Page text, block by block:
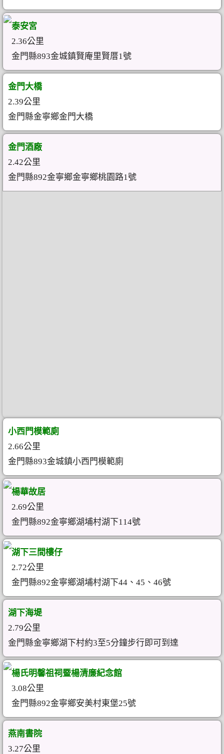
泰安宮
2.36公里
金門縣893金城鎮賢庵里賢厝1號
金門大橋
2.39公里
金門縣金寧鄉金門大橋
金門酒廠
2.42公里
金門縣892金寧鄉金寧鄉桃園路1號
小西門模範廁
2.66公里
金門縣893金城鎮小西門模範廁
楊華故居
2.69公里
金門縣892金寧鄉湖埔村湖下114號
湖下三間樓仔
2.72公里
金門縣892金寧鄉湖埔村湖下44、45、46號
湖下海堤
2.79公里
金門縣金寧鄉湖下村約3至5分鐘步行即可到達
楊氏明馨祖祠暨楊清廉紀念館
3.08公里
金門縣892金寧鄉安美村東堡25號
燕南書院
3.27公里